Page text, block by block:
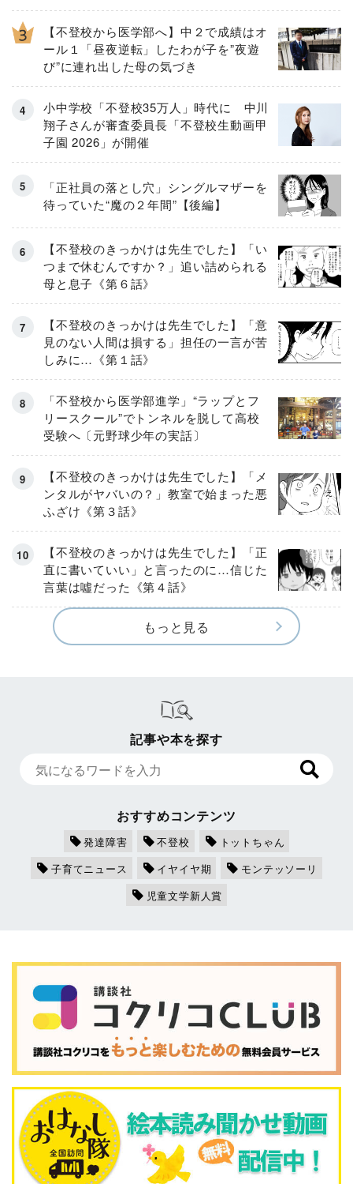
【不登校から医学部へ】中２で成績はオ
ール１「昼夜逆転」したわが子を”夜遊
び”に連れ出した母の気づき
小中学校「不登校35万人」時代に 中川
翔子さんが審査委員長「不登校生動画甲
子園 2026」が開催
「正社員の落とし穴」シングルマザーを
待っていた“魔の２年間”【後編】
【不登校のきっかけは先生でした】「い
つまで休むんですか？」追い詰められる
母と息子《第６話》
【不登校のきっかけは先生でした】「意
見のない人間は損する」担任の一言が苦
しみに…《第１話》
「不登校から医学部進学」“ラップとフ
リースクール”でトンネルを脱して高校
受験へ〔元野球少年の実話〕
【不登校のきっかけは先生でした】「メ
ンタルがヤバいの？」教室で始まった悪
ふざけ《第３話》
【不登校のきっかけは先生でした】「正
直に書いていい」と言ったのに…信じた
言葉は噓だった《第４話》
もっと見る
記事や本を探す
おすすめコンテンツ
発達障害 不登校
トットちゃん
子育てニュース
イヤイヤ期
モンテッソーリ
児童文学新人賞